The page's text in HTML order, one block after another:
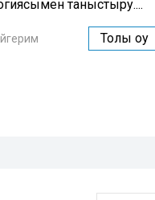
таныстыру....
Толық оқу